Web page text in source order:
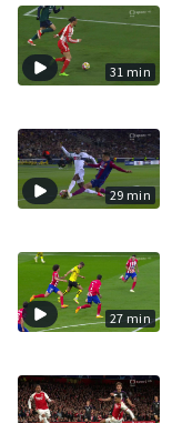
31 min
29 min
27 min